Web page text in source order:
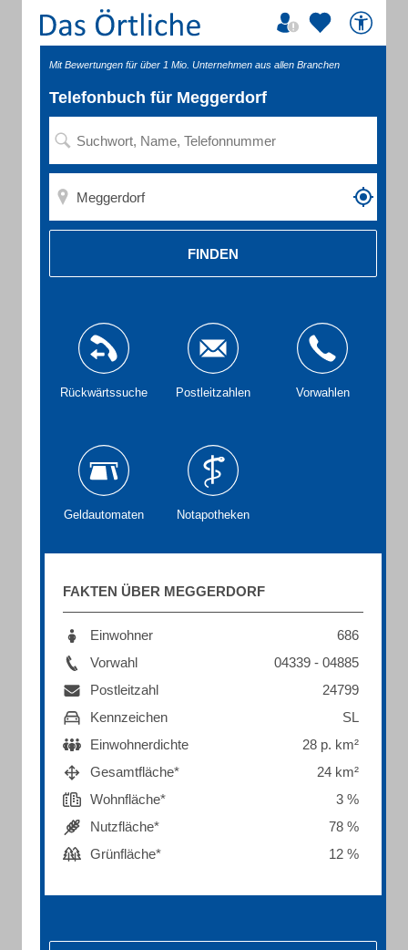
Mit Bewertungen für über 1 Mio. Unternehmen aus allen Branchen
Telefonbuch für Meggerdorf
FINDEN
Rückwärtssuche Postleitzahlen Vorwahlen
Geldautomaten Notapotheken
FAKTEN ÜBER MEGGERDORF
Einwohner
686
Vorwahl
04339 - 04885
Postleitzahl
24799
Kennzeichen
SL
Einwohnerdichte
28 p. km²
Gesamtfläche*
24 km²
Wohnfläche*
3 %
Nutzfläche*
78 %
Grünfläche*
12 %